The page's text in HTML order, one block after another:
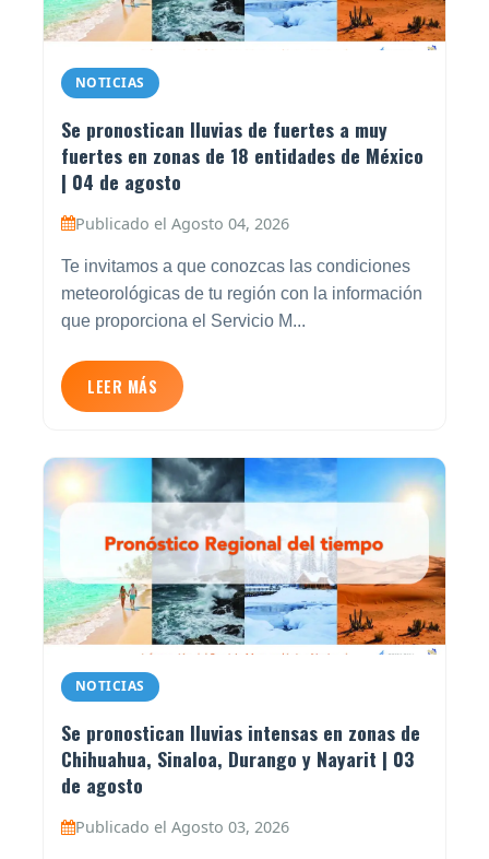
NOTICIAS
Se pronostican lluvias de fuertes a muy
fuertes en zonas de 18 entidades de México
| 04 de agosto
Publicado el Agosto 04, 2026
Te invitamos a que conozcas las condiciones
meteorológicas de tu región con la información
que proporciona el Servicio M...
LEER MÁS
NOTICIAS
Se pronostican lluvias intensas en zonas de
Chihuahua, Sinaloa, Durango y Nayarit | 03
de agosto
Publicado el Agosto 03, 2026